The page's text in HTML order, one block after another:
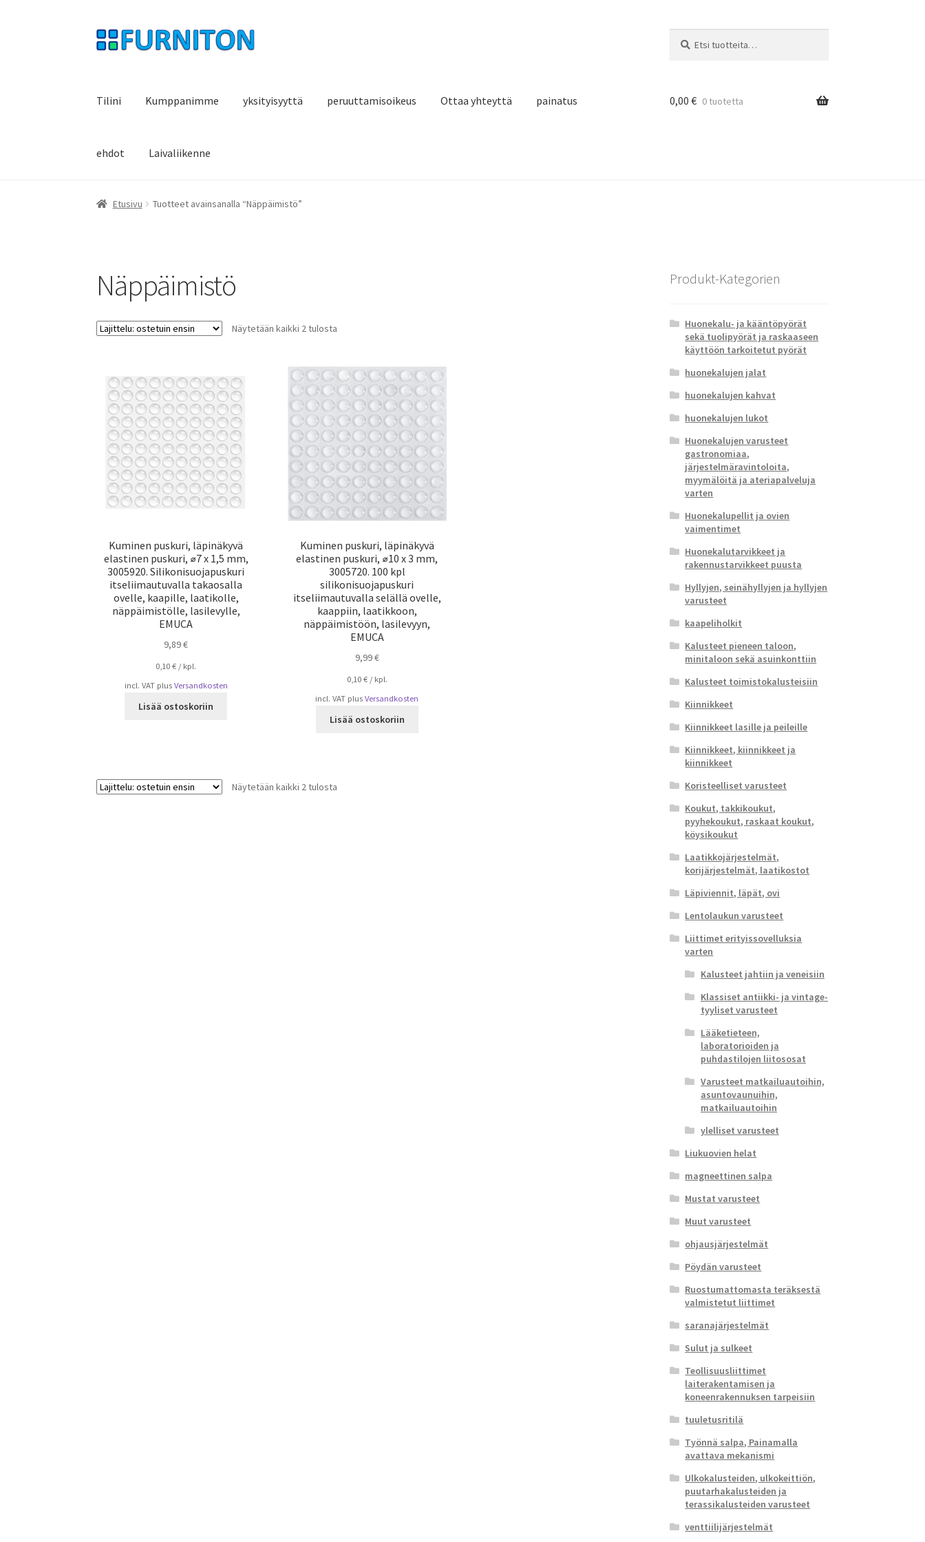
Siirry
navigointiin
Siirry
sisältöön
Tilini Kumppanimme yksityisyyttä peruuttamisoikeus Ottaa yhteyttä painatus
ehdot Laivaliikenne
0,00 € 0 tuotetta
Etusivu Tuotteet avainsanalla “Näppäimistö”
Näppäimistö
Näytetään kaikki 2 tulosta
Kuminen puskuri, läpinäkyvä
elastinen puskuri, ⌀7 x 1,5 mm,
3005920. Silikonisuojapuskuri
itseliimautuvalla takaosalla
ovelle, kaapille, laatikolle,
näppäimistölle, lasilevylle,
EMUCA
9,89€
0,10€ / kpl.
incl. VAT plus Versandkosten
Lisää ostoskoriin
Kuminen puskuri, läpinäkyvä
elastinen puskuri, ⌀10 x 3 mm,
3005720. 100 kpl
silikonisuojapuskuri
itseliimautuvalla selällä ovelle,
kaappiin, laatikkoon,
näppäimistöön, lasilevyyn,
EMUCA
9,99€
0,10 €/ kpl.
incl. VAT plusVersandkosten
Lisää ostoskoriin
Näytetään kaikki 2 tulosta
Produkt-Kategorien
Huonekalu- ja kääntöpyörät
sekä tuolipyörät ja raskaaseen
käyttöön tarkoitetut pyörät
huonekalujen jalat
huonekalujen kahvat
huonekalujen lukot
Huonekalujen varusteet
gastronomiaa,
järjestelmäravintoloita,
myymälöitä ja ateriapalveluja
varten
Huonekalupellit ja ovien
vaimentimet
Huonekalutarvikkeet ja
rakennustarvikkeet puusta
Hyllyjen, seinähyllyjen ja hyllyjen
varusteet
kaapeliholkit
Kalusteet pieneen taloon,
minitaloon sekä asuinkonttiin
Kalusteet toimistokalusteisiin
Kiinnikkeet
Kiinnikkeet lasille ja peileille
Kiinnikkeet, kiinnikkeet ja
kiinnikkeet
Koristeelliset varusteet
Koukut, takkikoukut,
pyyhekoukut, raskaat koukut,
köysikoukut
Laatikkojärjestelmät,
korijärjestelmät, laatikostot
Läpiviennit, läpät, ovi
Lentolaukun varusteet
Liittimet erityissovelluksia
varten
Kalusteet jahtiin ja veneisiin
Klassiset antiikki- ja vintage-
tyyliset varusteet
Lääketieteen,
laboratorioiden ja
puhdastilojen liitososat
Varusteet matkailuautoihin,
asuntovaunuihin,
matkailuautoihin
ylelliset varusteet
Liukuovien helat
magneettinen salpa
Mustat varusteet
Muut varusteet
ohjausjärjestelmät
Pöydän varusteet
Ruostumattomasta teräksestä
valmistetut liittimet
saranajärjestelmät
Sulut ja sulkeet
Teollisuusliittimet
laiterakentamisen ja
koneenrakennuksen tarpeisiin
tuuletusritilä
Työnnä salpa, Painamalla
avattava mekanismi
Ulkokalusteiden, ulkokeittiön,
puutarhakalusteiden ja
terassikalusteiden varusteet
venttiilijärjestelmät